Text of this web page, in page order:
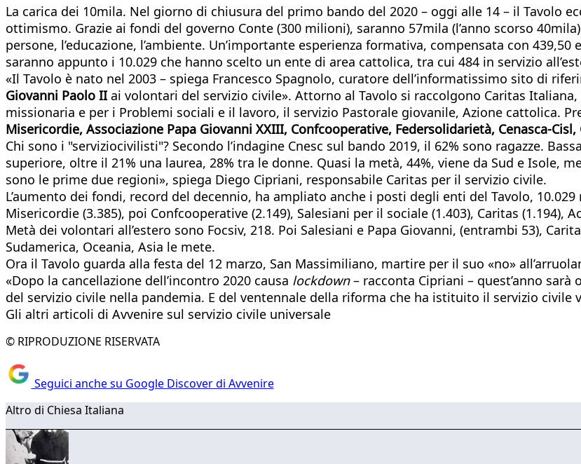
La carica dei 10mila. Nel giorno di chiusura del primo bando del 2020 – oggi alle 14 – il Tavolo
ottimismo. Grazie ai fondi del governo Conte (300 milioni), saranno 57mila (l’anno scorso
persone, l’educazione, l’ambiente. Un’importante esperienza formativa, compensata con
saranno appunto i 10.029 che hanno scelto un ente di area cattolica, tra cui 484 in servizio
«Il Tavolo è nato nel 2003 – spiega Francesco Spagnolo, curatore dell’informatissimo sito di
Giovanni Paolo IIai volontari del servizio civile». Attorno al Tavolo si raccolgono Caritas
missionaria e per i Problemi sociali e il lavoro, il servizio Pastorale giovanile, Azione cattolica.
Misericordie, Associazione Papa Giovanni XXIII, Confcooperative, Federsolidarietà, Cenasca-
Chi sono i "serviziocivilisti"? Secondo l’indagine Cnesc sul bando 2019, il 62% sono ragazze.
superiore, oltre il 21% una laurea, 28% tra le donne. Quasi la metà, 44%, viene da Sud e Isole,
sono le prime due regioni», spiega Diego Cipriani, responsabile Caritas per il servizio civile.
L’aumento dei fondi, record del decennio, ha ampliato anche i posti degli enti del Tavolo,
Misericordie (3.385), poi Confcooperative (2.149), Salesiani per il sociale (1.403), Caritas (1.194),
Metà dei volontari all’estero sono Focsiv, 218. Poi Salesiani e Papa Giovanni, (entrambi 53),
Sudamerica, Oceania, Asia le mete.
Ora il Tavolo guarda alla festa del 12 marzo, San Massimiliano, martire per il suo «no»
«Dopo la cancellazione dell’incontro 2020 causa lockdown– racconta Cipriani – quest’anno
del servizio civile nella pandemia. E del ventennale della riforma che ha istituito il servizio civile
Gli altri articoli di Avvenire sul servizio civile universale
© RIPRODUZIONE RISERVATA
Seguici anche su Google Discover di Avvenire
Altro di Chiesa Italiana